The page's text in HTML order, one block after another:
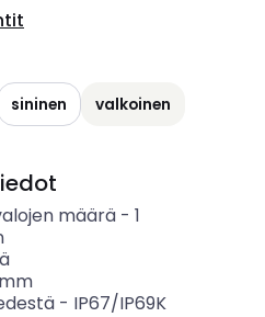
sininen
valkoinen
määrä- 1
mm
- IP67/IP69K